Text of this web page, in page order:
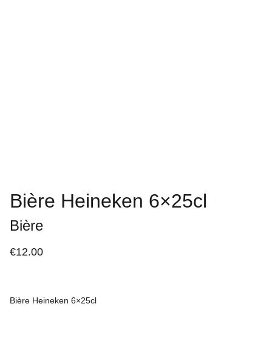
Bière Heineken 6×25cl
Bière
€12.00
Bière Heineken 6×25cl